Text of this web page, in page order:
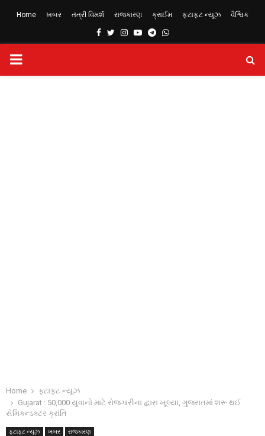
Home ખબર તંત્રી વિમર્શ રાજકારણ ક્રાઈમ ફટાફટ ન્યૂઝ વૈશ્વિક
Facebook
TwitterInstagram
YoutubeTelegram
Whatsapp
PRIMARY
Home
ફટાફટ ન્યૂઝ
Gujarat : 50,000 યુવાનો માટે રોજગારીના દ્વારા ખૂલ્યા, ગુજરાતમાં શરૂ થઈ
સેમિકન્ડક્ટર ક્રાંતિ
ફટાફટ ન્યૂઝ ખબર રાજકારણ